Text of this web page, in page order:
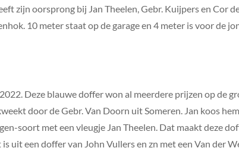
zijn oorsprong bij Jan Theelen, Gebr. Kuijpers en Cor
10 meter staat op de garage en 4 meter is voor de
Deze blauwe doffer won al meerdere prijzen op de
door de Gebr. Van Doorn uit Someren. Jan koos
soort met een vleugje Jan Theelen. Dat maakt deze
uit een doffer van John Vullers en zn met een Van der